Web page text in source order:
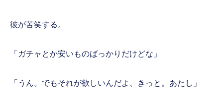
彼が苦笑する。
「ガチャとか安いものばっかりだけどな」
「うん。でもそれが欲しいんだよ、きっと。あたし」